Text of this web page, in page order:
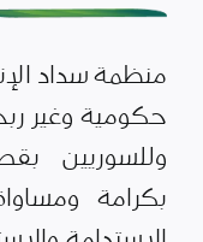
منظمة سداد
حكومية وغير
وللسوريين
بكرامة